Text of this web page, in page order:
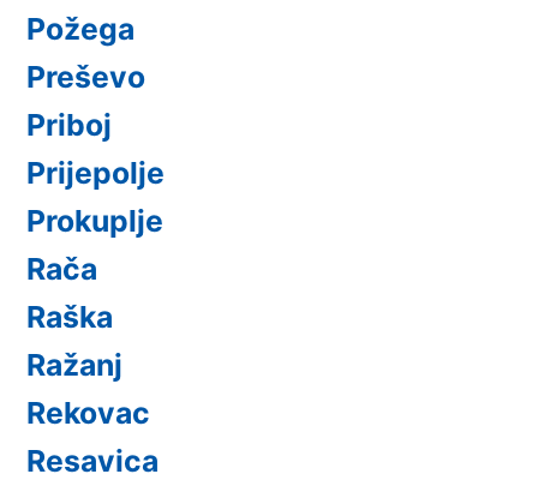
Požega
Preševo
Priboj
Prijepolje
Prokuplje
Rača
Raška
Ražanj
Rekovac
Resavica